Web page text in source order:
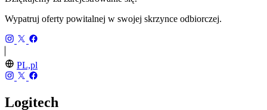
Wypatruj oferty powitalnej w swojej skrzynce odbiorczej.
PL,pl
Logitech